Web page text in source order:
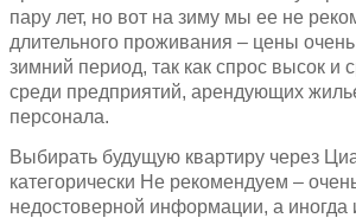
пару лет, но вот на зиму мы ее не
длительного проживания – цены
зимний период, так как спрос высок и
среди предприятий, арендующих
персонала.
Выбирать будущую квартиру через
категорически Не рекомендуем –
недостоверной информации, а иногда